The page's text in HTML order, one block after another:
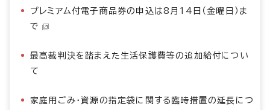
プレミアム付電子商品券の申込は8月14日（金曜日）ま
で
最高裁判決を踏まえた生活保護費等の追加給付につい
て
家庭用ごみ・資源の指定袋に関する臨時措置の延長につ